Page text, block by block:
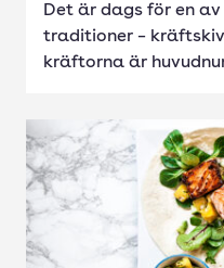
Det är dags för en
traditioner –
kräftorna är